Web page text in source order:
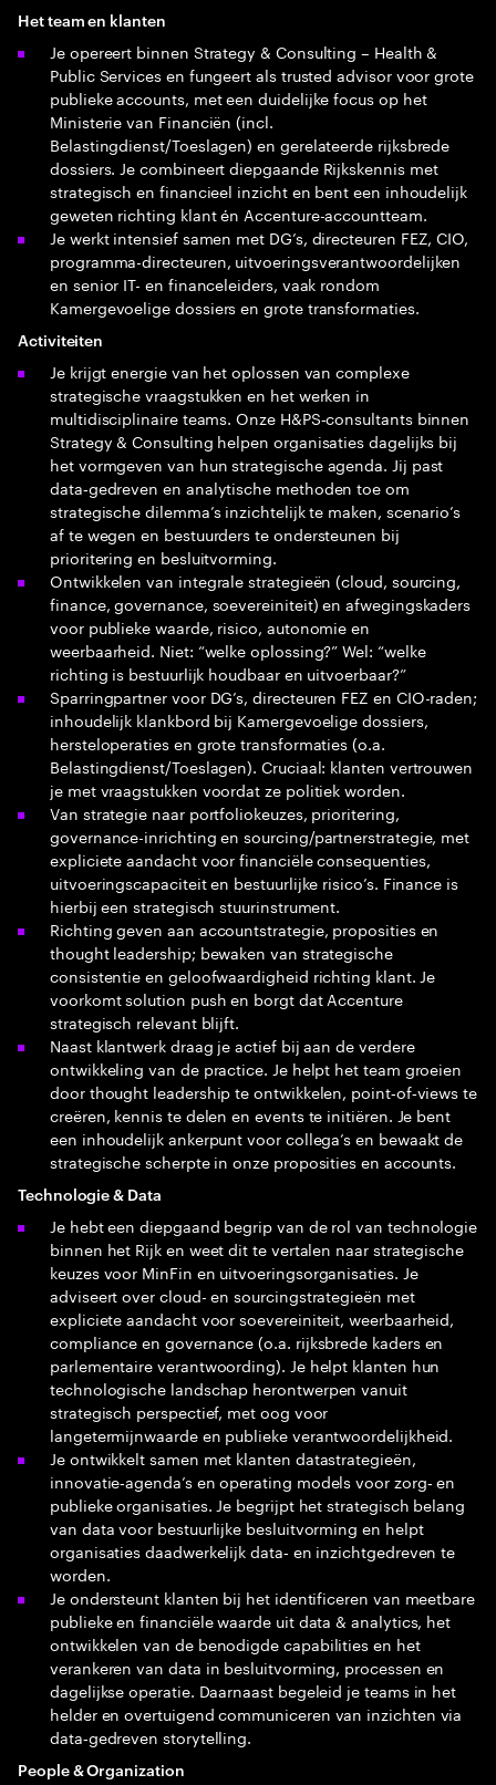
Het team en klanten
Je opereert binnen Strategy & Consulting – Health &
Public Services en fungeert als trusted advisor voor grote
publieke accounts, met een duidelijke focus op het
Ministerie van Financiën (incl.
Belastingdienst/Toeslagen) en gerelateerde rijksbrede
dossiers. Je combineert diepgaande Rijkskennis met
strategisch en financieel inzicht en bent een inhoudelijk
geweten richting klant én Accenture-accountteam.
Je werkt intensief samen met DG’s, directeuren FEZ, CIO,
programma-directeuren, uitvoeringsverantwoordelijken
en senior IT- en financeleiders, vaak rondom
Kamergevoelige dossiers en grote transformaties.
Activiteiten
Je krijgt energie van het oplossen van complexe
strategische vraagstukken en het werken in
multidisciplinaire teams. Onze H&PS‑consultants binnen
Strategy & Consulting helpen organisaties dagelijks bij
het vormgeven van hun strategische agenda. Jij past
data‑gedreven en analytische methoden toe om
strategische dilemma’s inzichtelijk te maken, scenario’s
af te wegen en bestuurders te ondersteunen bij
prioritering en besluitvorming.
Ontwikkelen van integrale strategieën (cloud, sourcing,
finance, governance, soevereiniteit) en afwegingskaders
voor publieke waarde, risico, autonomie en
weerbaarheid. Niet: “welke oplossing?” Wel: “welke
richting is bestuurlijk houdbaar en uitvoerbaar?”
Sparringpartner voor DG’s, directeuren FEZ en CIO-raden;
inhoudelijk klankbord bij Kamergevoelige dossiers,
hersteloperaties en grote transformaties (o.a.
Belastingdienst/Toeslagen). Cruciaal: klanten vertrouwen
je met vraagstukken voordat ze politiek worden.
Van strategie naar portfoliokeuzes, prioritering,
governance-inrichting en sourcing/partnerstrategie, met
expliciete aandacht voor financiële consequenties,
uitvoeringscapaciteit en bestuurlijke risico’s. Finance is
hierbij een strategisch stuurinstrument.
Richting geven aan accountstrategie, proposities en
thought leadership; bewaken van strategische
consistentie en geloofwaardigheid richting klant. Je
voorkomt solution push en borgt dat Accenture
strategisch relevant blijft.
Naast klantwerk draag je actief bij aan de verdere
ontwikkeling van de practice. Je helpt het team groeien
door thought leadership te ontwikkelen, point‑of‑views te
creëren, kennis te delen en events te initiëren. Je bent
een inhoudelijk ankerpunt voor collega’s en bewaakt de
strategische scherpte in onze proposities en accounts.
Technologie & Data
Je hebt een diepgaand begrip van de rol van technologie
binnen het Rijk en weet dit te vertalen naar strategische
keuzes voor MinFin en uitvoeringsorganisaties. Je
adviseert over cloud- en sourcingstrategieën met
expliciete aandacht voor soevereiniteit, weerbaarheid,
compliance en governance (o.a. rijksbrede kaders en
parlementaire verantwoording). Je helpt klanten hun
technologische landschap herontwerpen vanuit
strategisch perspectief, met oog voor
langetermijnwaarde en publieke verantwoordelijkheid.
Je ontwikkelt samen met klanten datastrategieën,
innovatie‑agenda’s en operating models voor zorg‑ en
publieke organisaties. Je begrijpt het strategisch belang
van data voor bestuurlijke besluitvorming en helpt
organisaties daadwerkelijk data‑ en inzichtgedreven te
worden.
Je ondersteunt klanten bij het identificeren van meetbare
publieke en financiële waarde uit data & analytics, het
ontwikkelen van de benodigde capabilities en het
verankeren van data in besluitvorming, processen en
dagelijkse operatie. Daarnaast begeleid je teams in het
helder en overtuigend communiceren van inzichten via
data‑gedreven storytelling.
People & Organization